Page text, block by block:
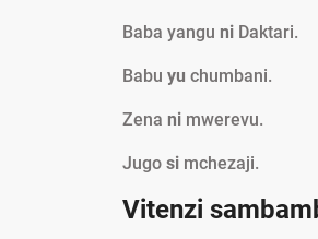
Baba yangu ni Daktari.
Babu yu chumbani.
Zena ni mwerevu.
Jugo si mchezaji.
Vitenzi